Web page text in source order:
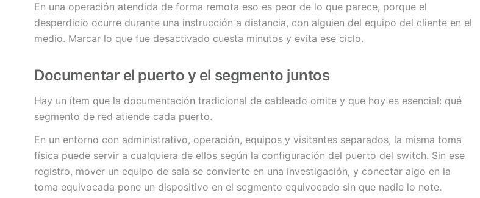
En una operación atendida de forma remota eso es peor de lo que parece, porque el
desperdicio ocurre durante una instrucción a distancia, con alguien del equipo del cliente en el
medio. Marcar lo que fue desactivado cuesta minutos y evita ese ciclo.
Documentar el puerto y el segmento juntos
Hay un ítem que la documentación tradicional de cableado omite y que hoy es esencial: qué
segmento de red atiende cada puerto.
En un entorno con administrativo, operación, equipos y visitantes separados, la misma toma
física puede servir a cualquiera de ellos según la configuración del puerto del switch. Sin ese
registro, mover un equipo de sala se convierte en una investigación, y conectar algo en la
toma equivocada pone un dispositivo en el segmento equivocado sin que nadie lo note.